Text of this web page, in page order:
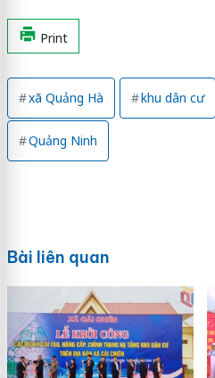
Print
xã Quảng Hà khu dân cư
Quảng Ninh
Bài liên quan